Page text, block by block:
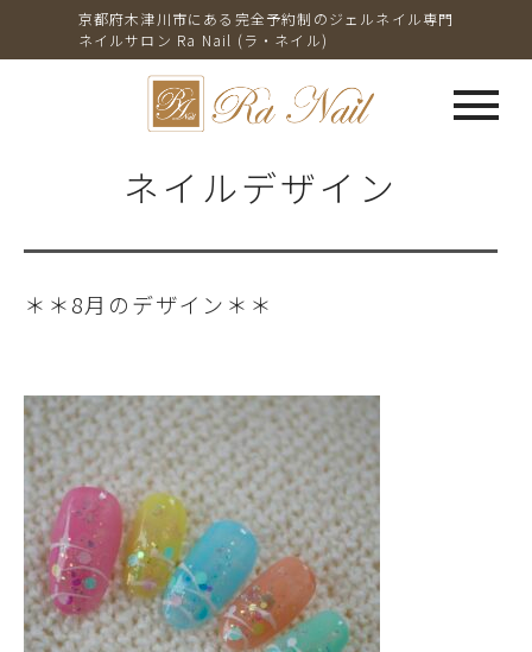
京都府木津川市にある完全予約制のジェルネイル専門
ネイルサロン Ra Nail (ラ・ネイル)
menu
ネイルデザイン
＊＊8月のデザイン＊＊